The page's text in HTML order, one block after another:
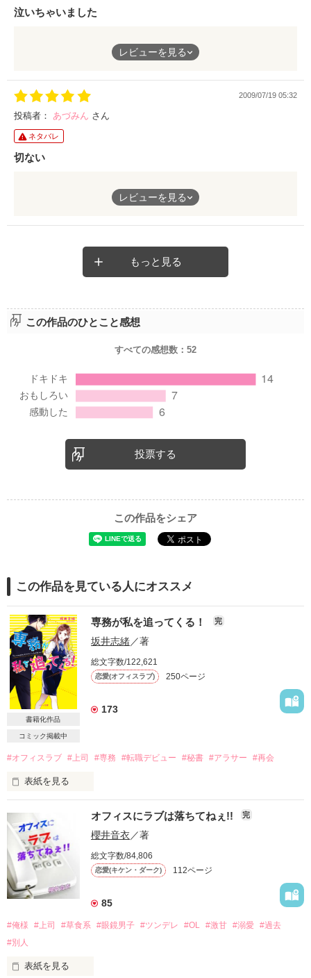
エンドなのには驚きます。
レとの復縁は、
例え奪還できたところで正直、願い下げではないでしょうか？
この作品は後半の展開が惜しいと言えます。
泣いちゃいました
社会に出てからのイジメって…読んでて本当に怖くなりました
途中ホントにハラハラして涙止まらなかったけど、一也の呪縛も
解けて幸せになれてよかった！！大好きな作品です♪
レビューを見る
2009/07/19 05:32
投稿者： あづみん さん
ネタバレ
切ない
リアルなお話ですね。実際にありそう(笑)少なくとも美咲みたい
な女は世の中にたくさんいます。自分だったら退職して自殺まで
レビューを見る
もっと見る
この作品のひとこと感想
すべての感想数： 52
投票する
この作品をシェア
この作品を見ている人にオススメ
書籍化作品
コミック掲載中
専務が私を追ってくる！ 完
坂井志緒／著
総文字数/122,621
恋愛(オフィスラブ) 250ページ
173
#オフィスラブ #上司 #専務 #転職デビュー #秘書 #アラサー #再会
表紙を見る
誰も知らない土地で始めた新生活
うまくいってたはずなのに
“最後の夜”に出会った男が
新しい勤め先の専務としてやってきた！
別人のように変わった私に
彼は気付いていないようだけれど
オフィスにラブは落ちてねぇ!! 完
櫻井音衣／著
総文字数/84,806
恋愛(キケン・ダーク) 112ページ
85
#俺様 #上司 #草食系 #眼鏡男子 #ツンデレ #OL #激甘 #溺愛 #過去
#別人
表紙を見る